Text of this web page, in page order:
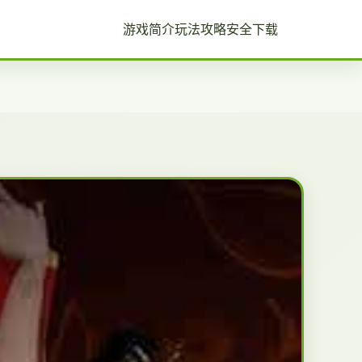
游戏简介玩法攻略安全下载